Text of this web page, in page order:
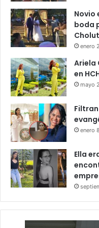
Novio
boda
enero
Ariela
en
mayo
enero
Ella